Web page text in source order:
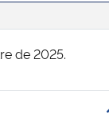
de 2025.